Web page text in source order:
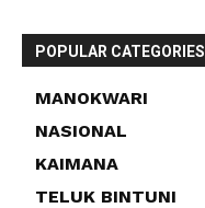
POPULAR CATEGORIES
MANOKWARI
NASIONAL
KAIMANA
TELUK BINTUNI